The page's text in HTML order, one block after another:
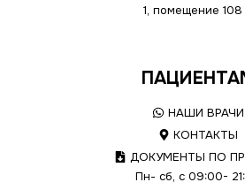
1, помещение
НАШИ ВРАЧИ
КОНТАКТЫ
ДОКУМЕНТЫ ПО
Пн- сб, с 09:00-